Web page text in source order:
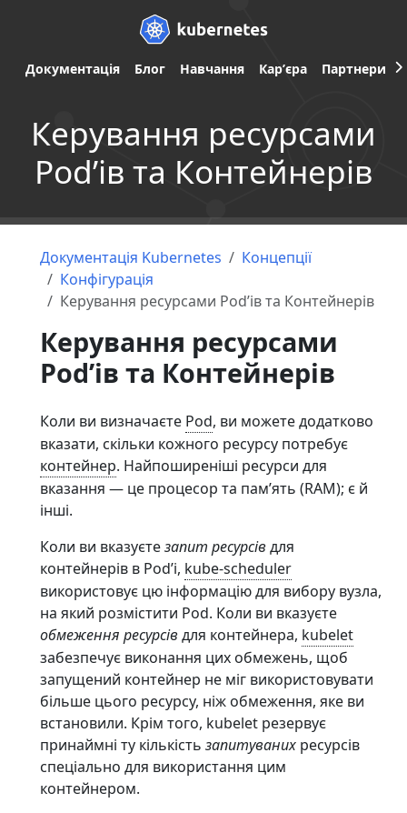
Документація Блог Навчання Карʼєра Партнери
Керування ресурсами
Podʼів та Контейнерів
Документація Kubernetes
Концепції
Конфігурація
Керування ресурсами Podʼів та Контейнерів
Керування ресурсами
Podʼів та Контейнерів
Коли ви визначаєте Pod, ви можете додатково
вказати, скільки кожного ресурсу потребує
контейнер. Найпоширеніші ресурси для
вказання — це процесор та памʼять (RAM); є й
інші.
Коли ви вказуєтезапит ресурсівдля
контейнерів в Podʼі, kube-scheduler
використовує цю інформацію для вибору вузла,
на який розмістити Pod. Коли ви вказуєте
обмеження ресурсівдля контейнера, kubelet
забезпечує виконання цих обмежень, щоб
запущений контейнер не міг використовувати
більше цього ресурсу, ніж обмеження, яке ви
встановили. Крім того, kubelet резервує
принаймні ту кількість запитуваних ресурсів
спеціально для використання цим
контейнером.